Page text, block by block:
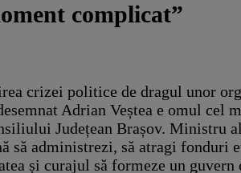
complicat”
crizei politice de dragul unor
Adrian Veștea e omul cel
Județean Brașov. Ministru
administrezi, să atragi fonduri
și curajul să formeze un guvern